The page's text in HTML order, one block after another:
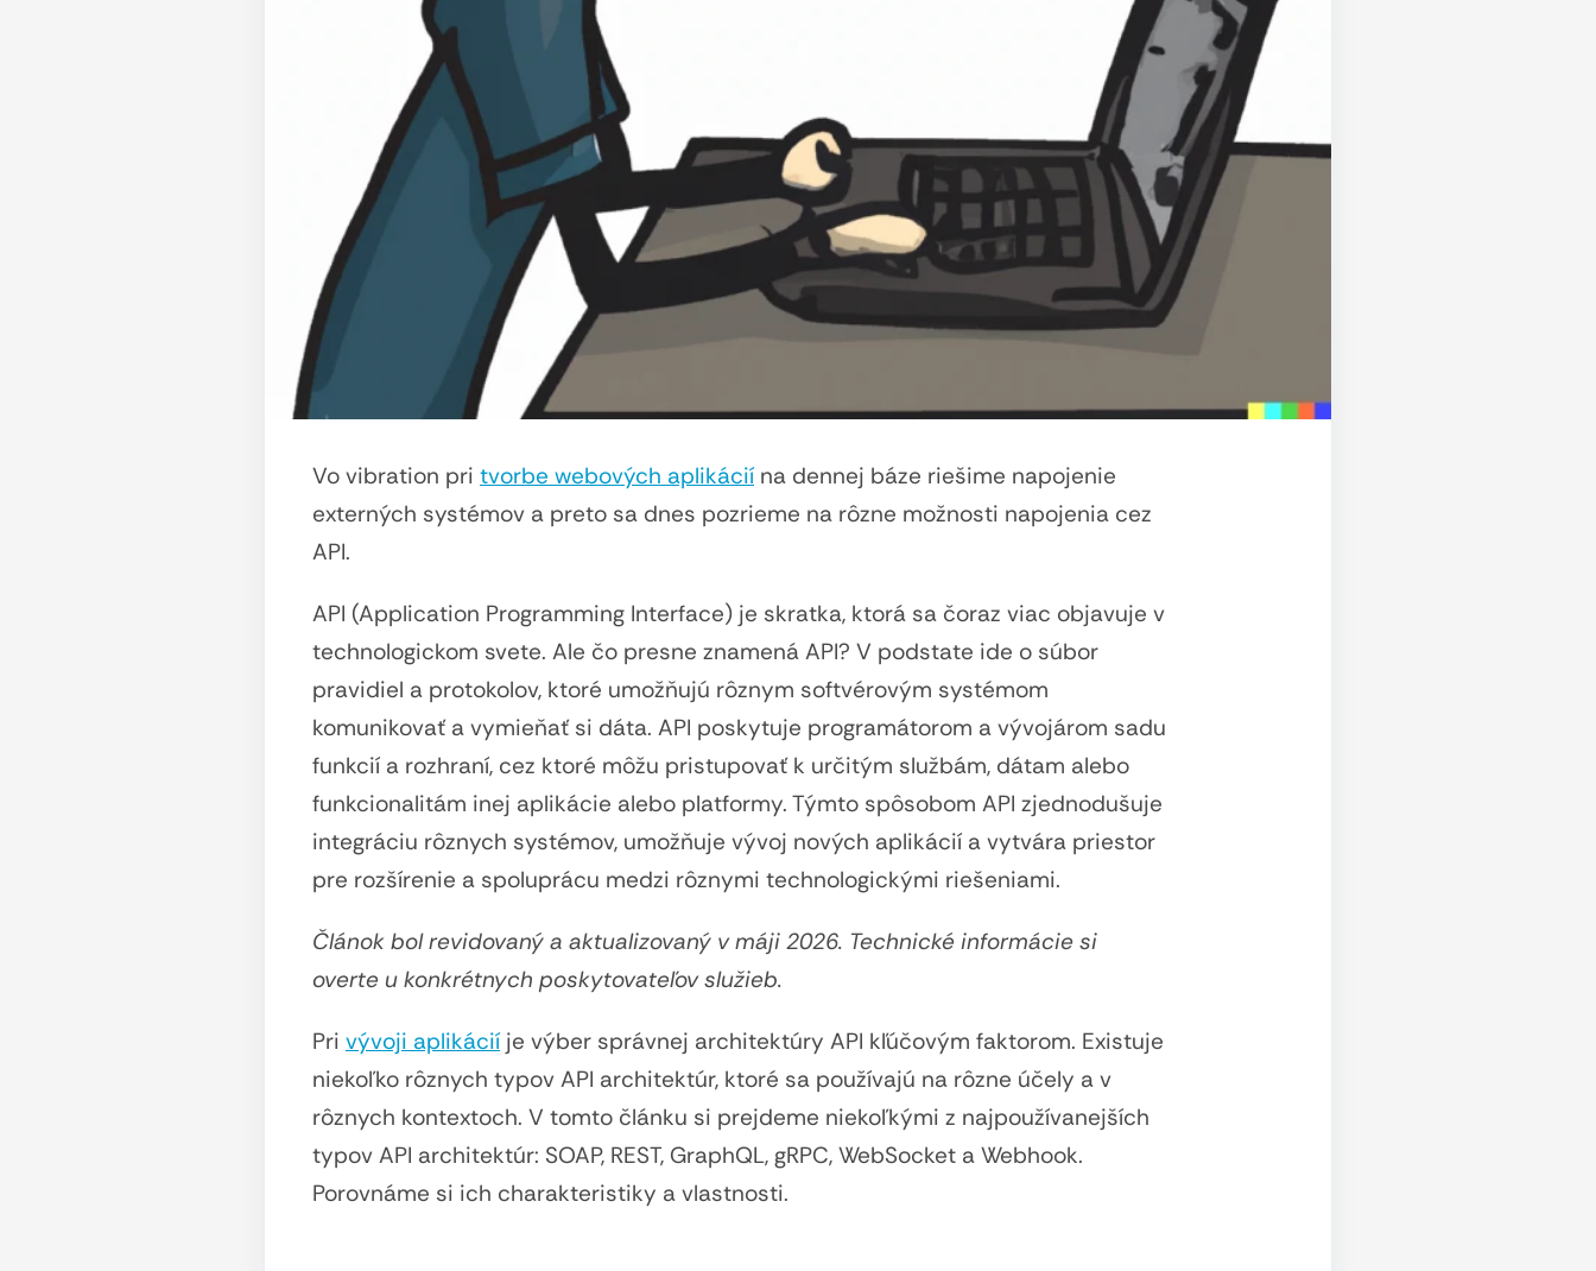
Vo vibration pri tvorbe webových aplikáciína dennej báze riešime napojenie
externých systémov a preto sa dnes pozrieme na rôzne možnosti napojenia cez
API.
API (Application Programming Interface) je skratka, ktorá sa čoraz viac objavuje v
technologickom svete. Ale čo presne znamená API? V podstate ide o súbor
pravidiel a protokolov, ktoré umožňujú rôznym softvérovým systémom
komunikovať a vymieňať si dáta. API poskytuje programátorom a vývojárom sadu
funkcií a rozhraní, cez ktoré môžu pristupovať k určitým službám, dátam alebo
funkcionalitám inej aplikácie alebo platformy. Týmto spôsobom API zjednodušuje
integráciu rôznych systémov, umožňuje vývoj nových aplikácií a vytvára priestor
pre rozšírenie a spoluprácu medzi rôznymi technologickými riešeniami.
Článok bol revidovaný a aktualizovaný v máji 2026. Technické informácie si
overte u konkrétnych poskytovateľov služieb.
Pri vývoji aplikáciíje výber správnej architektúry API kľúčovým faktorom. Existuje
niekoľko rôznych typov API architektúr, ktoré sa používajú na rôzne účely a v
rôznych kontextoch. V tomto článku si prejdeme niekoľkými z najpoužívanejších
typov API architektúr: SOAP, REST, GraphQL, gRPC, WebSocket a Webhook.
Porovnáme si ich charakteristiky a vlastnosti.